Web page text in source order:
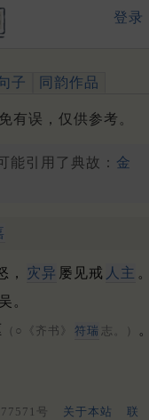
登录
子 同韵作品
有误，仅供参考。
能引用了典故： 金
， 灾异 屡见戒 人主
吴。
（○《齐书》 符瑞 志。）
号 关于本站
联